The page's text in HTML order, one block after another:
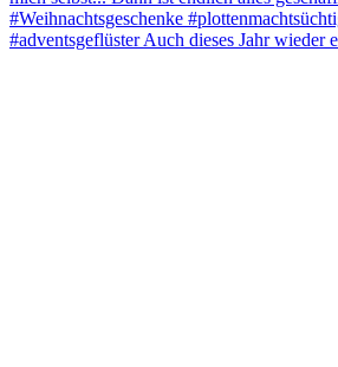
#adventsgeflüster Auch dieses Jahr wieder